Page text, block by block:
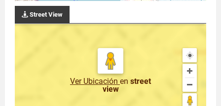
Street View
Ver Ubicación en street
view